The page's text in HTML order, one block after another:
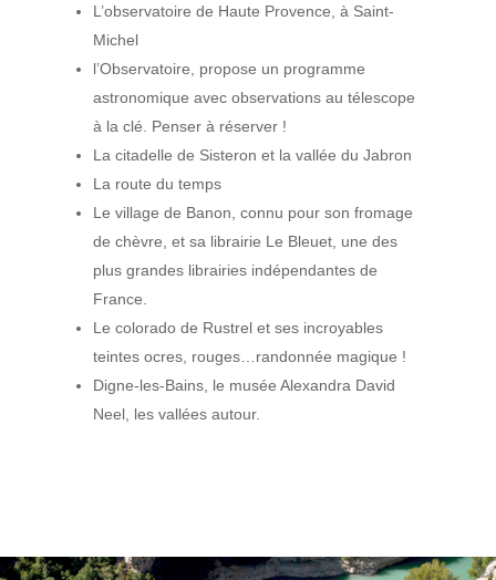
L’observatoire de Haute Provence, à Saint-
Michel
l’Observatoire, propose un programme
astronomique avec observations au télescope
à la clé. Penser à réserver !
La citadelle de Sisteron et la vallée du Jabron
La route du temps
Le village de Banon, connu pour son fromage
de chèvre, et sa librairie Le Bleuet, une des
plus grandes librairies indépendantes de
France.
Le colorado de Rustrel et ses incroyables
teintes ocres, rouges…randonnée magique !
Digne-les-Bains, le musée Alexandra David
Neel, les vallées autour.